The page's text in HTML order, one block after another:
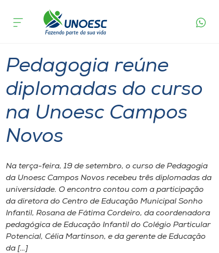
Cursos
Pesquisa
Atendimento ao Estudante
Portal de Ensino
A
Internacionalização
I.nova
acontece
Pedagogia reúne
diplomadas do curso
na Unoesc Campos
Novos
Na terça-feira, 19 de setembro, o curso de Pedagogia
da Unoesc Campos Novos recebeu três diplomadas da
universidade. O encontro contou com a participação
da diretora do Centro de Educação Municipal Sonho
Infantil, Rosana de Fátima Cordeiro, da coordenadora
pedagógica de Educação Infantil do Colégio Particular
Potencial, Célia Martinson, e da gerente de Educação
da […]